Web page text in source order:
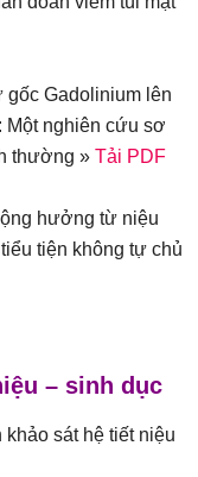
gốc Gadolinium lên
Một nghiên cứu sơ
thường » Tải PDF
hưởng từ niệu
tiện không tự chủ
– sinh dục
sát hệ tiết niệu